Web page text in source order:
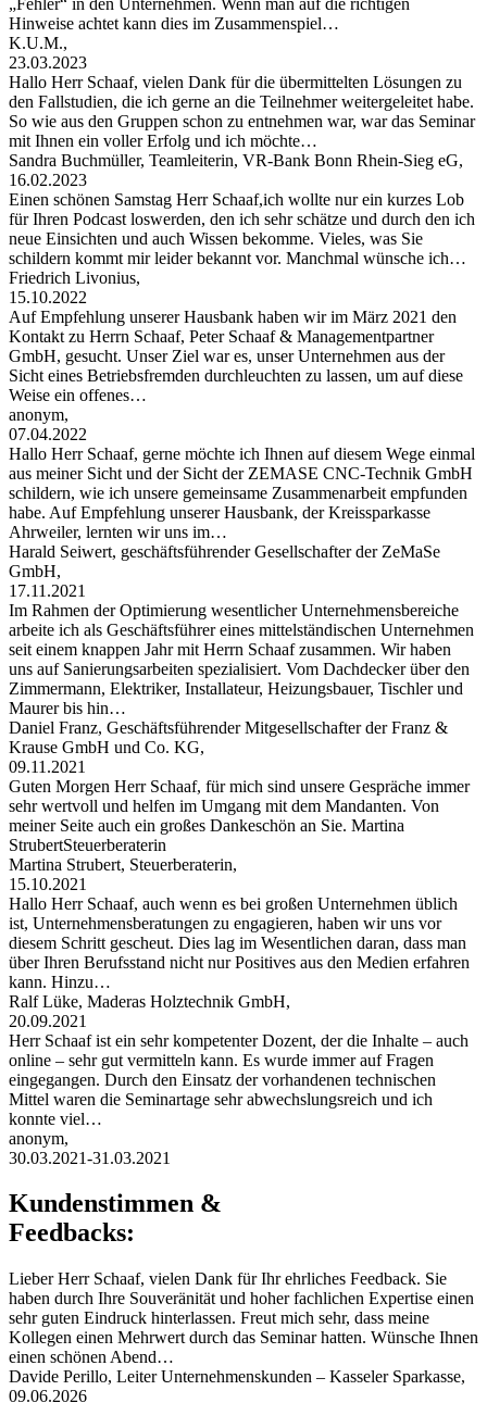
Hinweise achtet kann dies im Zusammenspiel…
K.U.M.,
23.03.2023
Hallo Herr Schaaf, vielen Dank für die übermittelten Lösungen zu
den Fallstudien, die ich gerne an die Teilnehmer weitergeleitet habe.
So wie aus den Gruppen schon zu entnehmen war, war das Seminar
mit Ihnen ein voller Erfolg und ich möchte…
Sandra Buchmüller, Teamleiterin, VR-Bank Bonn Rhein-Sieg eG,
16.02.2023
Einen schönen Samstag Herr Schaaf,ich wollte nur ein kurzes Lob
für Ihren Podcast loswerden, den ich sehr schätze und durch den ich
neue Einsichten und auch Wissen bekomme. Vieles, was Sie
schildern kommt mir leider bekannt vor. Manchmal wünsche ich…
Friedrich Livonius,
15.10.2022
Auf Empfehlung unserer Hausbank haben wir im März 2021 den
Kontakt zu Herrn Schaaf, Peter Schaaf & Managementpartner
GmbH, gesucht. Unser Ziel war es, unser Unternehmen aus der
Sicht eines Betriebsfremden durchleuchten zu lassen, um auf diese
Weise ein offenes…
anonym,
07.04.2022
Hallo Herr Schaaf, gerne möchte ich Ihnen auf diesem Wege einmal
aus meiner Sicht und der Sicht der ZEMASE CNC-Technik GmbH
schildern, wie ich unsere gemeinsame Zusammenarbeit empfunden
habe. Auf Empfehlung unserer Hausbank, der Kreissparkasse
Ahrweiler, lernten wir uns im…
Harald Seiwert, geschäftsführender Gesellschafter der ZeMaSe
GmbH,
17.11.2021
Im Rahmen der Optimierung wesentlicher Unternehmensbereiche
arbeite ich als Geschäftsführer eines mittelständischen Unternehmen
seit einem knappen Jahr mit Herrn Schaaf zusammen. Wir haben
uns auf Sanierungsarbeiten spezialisiert. Vom Dachdecker über den
Zimmermann, Elektriker, Installateur, Heizungsbauer, Tischler und
Maurer bis hin…
Daniel Franz, Geschäftsführender Mitgesellschafter der Franz &
Krause GmbH und Co. KG,
09.11.2021
Guten Morgen Herr Schaaf, für mich sind unsere Gespräche immer
sehr wertvoll und helfen im Umgang mit dem Mandanten. Von
meiner Seite auch ein großes Dankeschön an Sie. Martina
StrubertSteuerberaterin
Martina Strubert, Steuerberaterin,
15.10.2021
Hallo Herr Schaaf, auch wenn es bei großen Unternehmen üblich
ist, Unternehmensberatungen zu engagieren, haben wir uns vor
diesem Schritt gescheut. Dies lag im Wesentlichen daran, dass man
über Ihren Berufsstand nicht nur Positives aus den Medien erfahren
kann. Hinzu…
Ralf Lüke, Maderas Holztechnik GmbH,
20.09.2021
Herr Schaaf ist ein sehr kompetenter Dozent, der die Inhalte – auch
online – sehr gut vermitteln kann. Es wurde immer auf Fragen
eingegangen. Durch den Einsatz der vorhandenen technischen
Mittel waren die Seminartage sehr abwechslungsreich und ich
konnte viel…
anonym,
30.03.2021-31.03.2021
Kundenstimmen &
Feedbacks:
Lieber Herr Schaaf, vielen Dank für Ihr ehrliches Feedback. Sie
haben durch Ihre Souveränität und hoher fachlichen Expertise einen
sehr guten Eindruck hinterlassen. Freut mich sehr, dass meine
Kollegen einen Mehrwert durch das Seminar hatten. Wünsche Ihnen
einen schönen Abend…
Davide Perillo, Leiter Unternehmenskunden – Kasseler Sparkasse,
09.06.2026